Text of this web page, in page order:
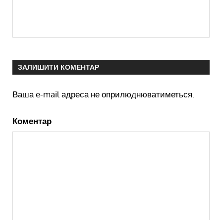
ЗАЛИШИТИ КОМЕНТАР
Ваша e-mail адреса не оприлюднюватиметься.
Коментар